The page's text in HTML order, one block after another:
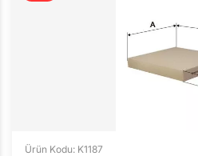
Ürün Kodu: K1187